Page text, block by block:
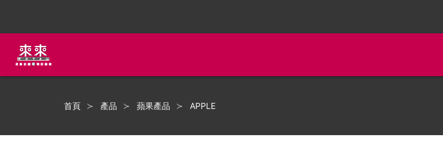
首頁 產品 蘋果產品 APPLE